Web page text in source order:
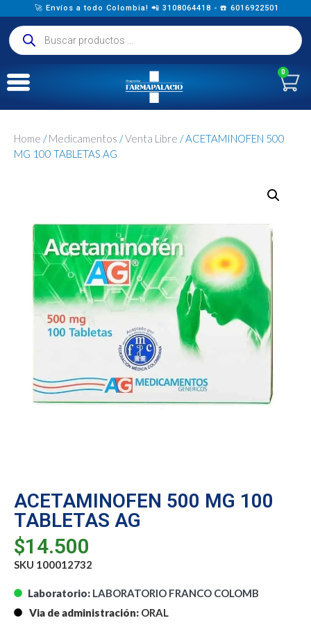
🚀 Envíos a todo Colombia! 📲 3108064418 - ☎️ 6016922501
0
Home /Medicamentos /Venta Libre / ACETAMINOFEN 500
MG 100 TABLETAS AG
ACETAMINOFEN 500 MG 100
TABLETAS AG
$14.500
SKU 100012732
Laboratorio: LABORATORIO FRANCO COLOMB
Via de administración: ORAL